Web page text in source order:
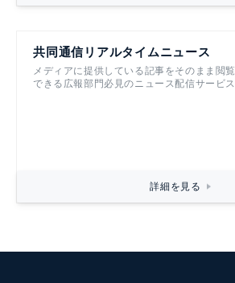
共同通信リアルタイムニュース
メディアに提供している記事をそのまま閲覧
できる広報部門必見のニュース配信サービス
詳細を見る